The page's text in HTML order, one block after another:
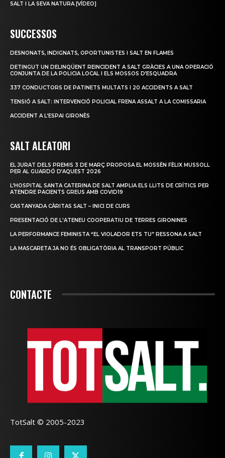
SALT I LA SEVA NATURA [VÍDEO]
SUCCESSOS
DESNONATS, INDIGNATS, OPORTUNISTES I SALT EN FLAMES
DETINGUT UN DELINQÜENT REINCIDENT A SALT GRÀCIES A UNA OPERACIÓ
CONJUNTA DE LA POLICIA LOCAL I ELS MOSSOS D’ESQUADRA
337 CONDUCTORS DE PATINETS MULTATS I 20 ACCIDENTS A SALT
TENSIÓ A SALT: INTERVENCIÓ POLICIAL FRENA ASSALT A LA COMISSARIA
ACCIDENT A L’ESPAI GIRONÈS
SALT ALEATORI
EL JURAT DELS PREMIS 3 DE MARÇ PROPOSA EL MOSSÈN FÈLIX MUSSOLL
PER AL GUARDÓ D’AQUEST 2026
L’HOSPITAL SANTA CATERINA DE SALT AMPLIA ELS LLITS DE CRÍTICS PER
ATENDRE PACIENTS GREUS AMB COVID19
CASTANYADA CÀRITAS SALT – INICI DE CURS
PRESENTACIÓ DE L'ATENEU COOPERATIU DE TERRES GIRONINES
LA PERFORMANCE FEMINISTA “EL VIOLADOR ETS TU” RESSONA A SALT
LA MASCARETA JA NO ÉS OBLIGATÒRIA AL TRANSPORT PÚBLIC
CONTACTE
TotSalt © 2005-2023